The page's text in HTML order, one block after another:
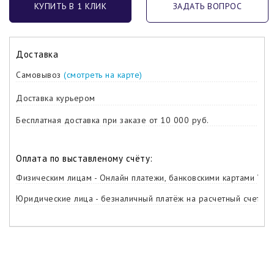
КУПИТЬ В 1 КЛИК ЗАДАТЬ ВОПРОС
Доставка
Самовывоз (смотреть на карте)
Доставка курьером
Бесплатная доставка при заказе от 10 000 руб.
Оплата по выставленому счёту:
Физическим лицам - Онлайн платежи, банковскими картами
Юридические лица - безналичный платёж на расчетный счет